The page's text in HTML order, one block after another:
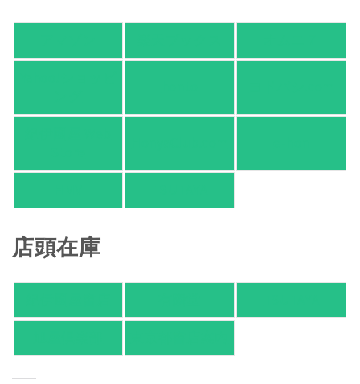
店頭在庫